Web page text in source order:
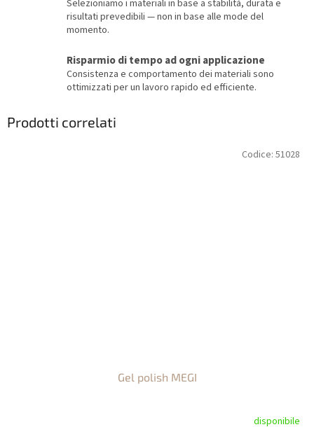
Selezioniamo i materiali in base a stabilità, durata e
risultati prevedibili — non in base alle mode del
momento.
Risparmio di tempo ad ogni applicazione
Consistenza e comportamento dei materiali sono
ottimizzati per un lavoro rapido ed efficiente.
Prodotti correlati
Gel polish MEGI
disponibile
Codice: 51028